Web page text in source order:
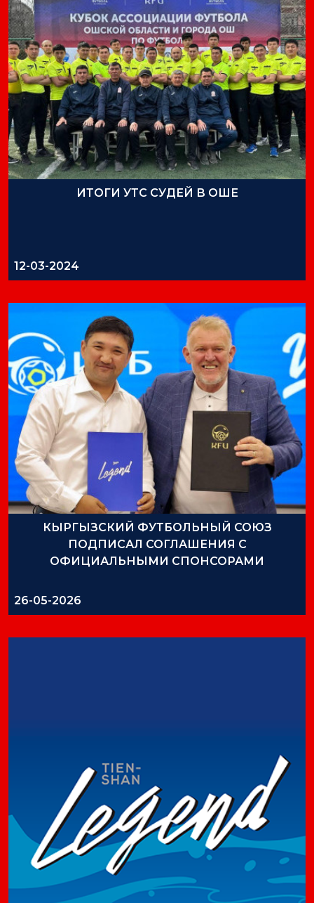
ИТОГИ УТС СУДЕЙ В ОШЕ
12-03-2024
КЫРГЫЗСКИЙ ФУТБОЛЬНЫЙ СОЮЗ
ПОДПИСАЛ СОГЛАШЕНИЯ С
ОФИЦИАЛЬНЫМИ СПОНСОРАМИ
26-05-2026